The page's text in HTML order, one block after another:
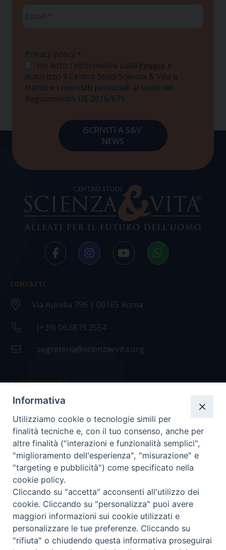
Privacy policy *
Ho letto l'informativa sulla Privacy e
autorizzo il Centro Studi Scienza & Vita a
trattare i miei dati personali ai sensi del
Regolamento UE 2016/679
CONTATTI
Via Aurelia 796 | 00165 Roma
(+39) 06.6819.2554
segreteria@scienzaevita.org
IL CENTRO STUDI
La nostra storia
Statuto
Presidenza e ufficio presidenza
Consiglio scientifico
Coordinamento nazionale
COPYRIGHT Scienza & Vita - C.F96600690588- Tutti i
Informativa
Utilizziamo cookie o tecnologie simili per
finalità tecniche e, con il tuo consenso, anche per
altre finalità ("interazioni e funzionalità semplici",
"miglioramento dell'esperienza", "misurazione" e
"targeting e pubblicità") come specificato nella
cookie policy.
Cliccando su "accetta" acconsenti all'utilizzo dei
cookie. Cliccando su "personalizza" puoi avere
maggiori informazioni sui cookie utilizzati e
personalizzare le tue preferenze. Cliccando su
"rifiuta" o chiudendo questa informativa proseguirai